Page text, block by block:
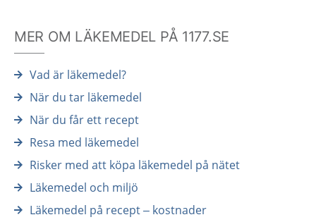
MER OM LÄKEMEDEL PÅ 1177.SE
Vad är läkemedel?
När du tar läkemedel
När du får ett recept
Resa med läkemedel
Risker med att köpa läkemedel på nätet
Läkemedel och miljö
Läkemedel på recept – kostnader